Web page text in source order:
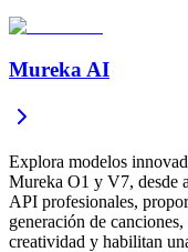
Mureka AI
Explora modelos
Mureka O1 y V7, desde
API profesionales,
generación de
creatividad y habilitan